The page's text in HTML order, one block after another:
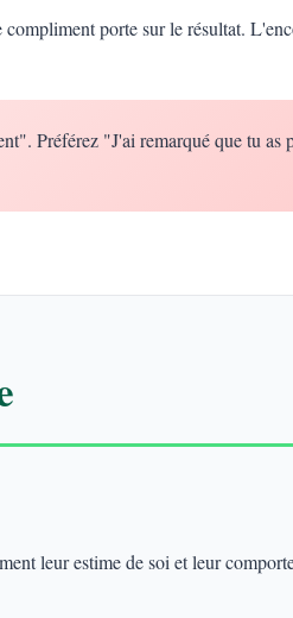
porte sur le résultat.
Préférez "J'ai remarqué que tu as
leur estime de soi et leur